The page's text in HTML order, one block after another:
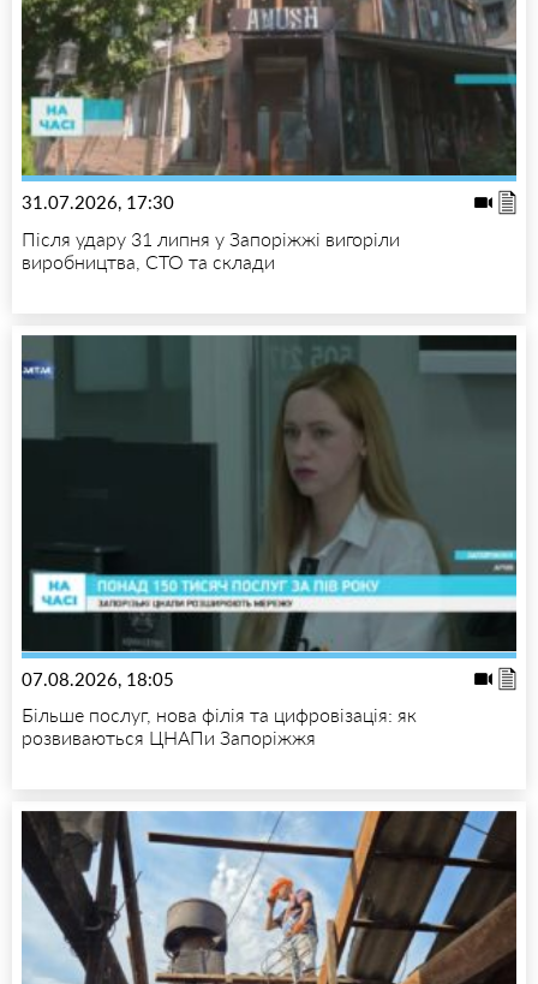
31.07.2026, 17:30
Після удару 31 липня у Запоріжжі вигоріли
виробництва, СТО та склади
07.08.2026, 18:05
Більше послуг, нова філія та цифровізація: як
розвиваються ЦНАПи Запоріжжя